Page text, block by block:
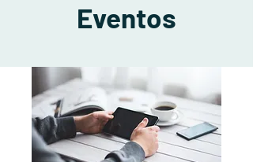
Eventos